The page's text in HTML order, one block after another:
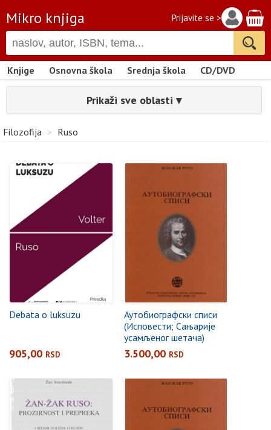
Mikro knjiga Prijavite se >
Knjige Osnovna škola Srednja škola CD/DVD
Prikaži sve oblasti ▾
Filozofija > Ruso
Debata o luksuzu
905,00 RSD
Аутобиографски списи
(Исповести; Сањарије
усамљеног шетача)
3.500,00 RSD